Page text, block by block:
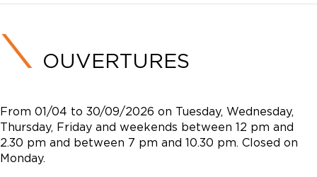
OUVERTURES
From 01/04 to 30/09/2026 on Tuesday, Wednesday,
Thursday, Friday and weekends between 12 pm and
2.30 pm and between 7 pm and 10.30 pm. Closed on
Monday.